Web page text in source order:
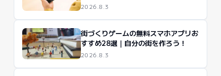
2026.8.3
街づくりゲームの無料スマホアプリお
すすめ28選｜自分の街を作ろう！
2026.8.3